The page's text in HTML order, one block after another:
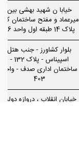
خیابا ن شهید بهشی بین
میرعماد و مفتح ساختمان کاج
پلاک 14 طبقه اول واحد 26
بلوار کشاورز - جنب هتل
اسپیناس - پلاک 132 -
ساختمان اداری صدف - واحد
403
خیابان انقلاب ، دروازه دولت